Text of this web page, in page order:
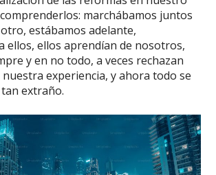
marchábamos juntos
estábamos adelante,
ellos, ellos aprendían de nosotros,
y en no todo, a veces rechazan
experiencia, y ahora todo se
extraño.